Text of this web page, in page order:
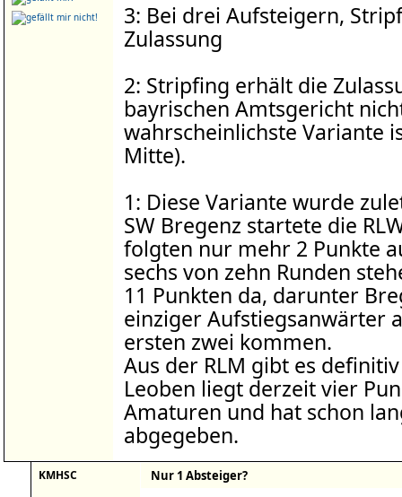
3: Bei drei Aufsteigern,
Zulassung
2: Stripfing erhält die
bayrischen Amtsgericht
wahrscheinlichste Variante
Mitte).
1: Diese Variante wurde
SW Bregenz startete die
folgten nur mehr 2 Punkte
sechs von zehn Runden
11 Punkten da, darunter
einziger Aufstiegsanwärter
ersten zwei kommen.
Aus der RLM gibt es
Leoben liegt derzeit vier
Amaturen und hat schon
abgegeben.
KMHSC
Nur 1 Absteiger?